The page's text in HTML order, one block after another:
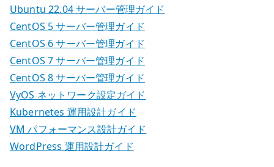
Ubuntu 22.04 サーバー管理ガイド
CentOS 5 サーバー管理ガイド
CentOS 6 サーバー管理ガイド
CentOS 7 サーバー管理ガイド
CentOS 8 サーバー管理ガイド
VyOS ネットワーク設定ガイド
Kubernetes 運用設計ガイド
VM パフォーマンス設計ガイド
WordPress 運用設計ガイド